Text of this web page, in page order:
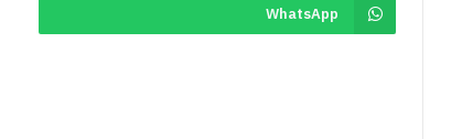
WhatsApp